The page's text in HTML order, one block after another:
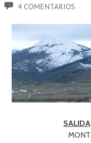
4 COMENTARIOS